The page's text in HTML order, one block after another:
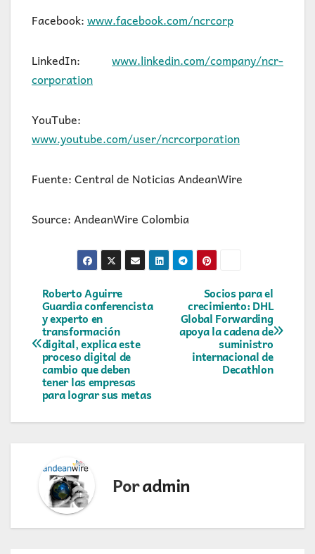
Facebook:www.facebook.com/ncrcorp
LinkedIn: www.linkedin.com/company/ncr-
corporation
YouTube:
www.youtube.com/user/ncrcorporation
Fuente: Central de Noticias AndeanWire
Source: AndeanWire Colombia
Navegación
de
entradas
Socios para el
crecimiento: DHL
Global Forwarding
apoya la cadena de
suministro
internacional de
Decathlon
Roberto Aguirre
Guardia conferencista
y experto en
transformación
digital, explica este
proceso digital de
cambio que deben
tener las empresas
para lograr sus metas
Poradmin